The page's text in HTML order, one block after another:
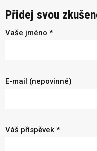
Přidej svou
Vaše jméno *
E-mail (nepovinné)
Váš příspěvek *